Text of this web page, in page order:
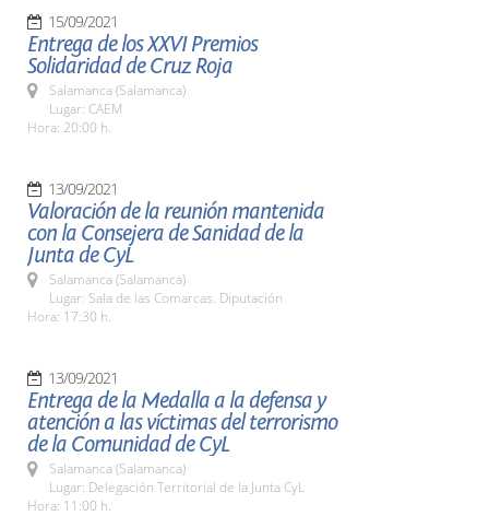
15/09/2021
Entrega de los XXVI Premios
Solidaridad de Cruz Roja
Salamanca (Salamanca)
Lugar: CAEM
Hora: 20:00 h.
13/09/2021
Valoración de la reunión mantenida
con la Consejera de Sanidad de la
Junta de CyL
Salamanca (Salamanca)
Lugar: Sala de las Comarcas. Diputación
Hora: 17:30 h.
13/09/2021
Entrega de la Medalla a la defensa y
atención a las víctimas del terrorismo
de la Comunidad de CyL
Salamanca (Salamanca)
Lugar: Delegación Territorial de la Junta CyL
Hora: 11:00 h.